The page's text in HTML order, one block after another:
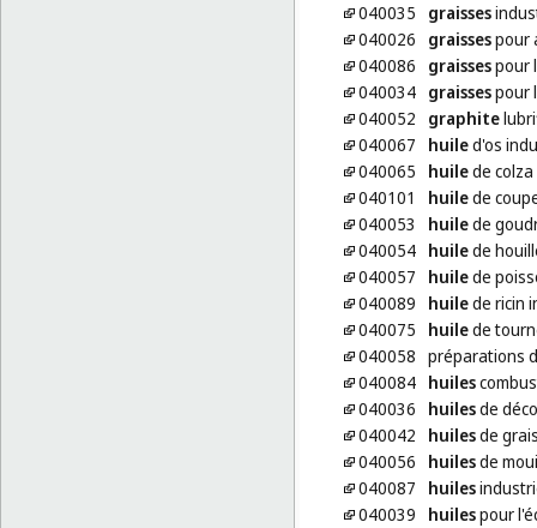
040035
graisses
040026
graissespour
040086
graissespour
040034 graissespour
040052
graphite
040067
huiled'os
040065
huilede colza
040101
huilede
040053
huilede
040054 huilede
040057
huilede
040089
huilede ricin
040075
huilede
040058 préparations
040084 huiles
040036
huilesde
040042
huilesde
040056
huilesde
040087
huiles
040039
huilespour